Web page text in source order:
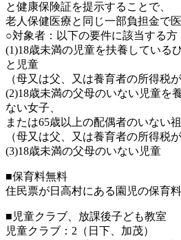
と健康保険証を提示することで、
老人保健医療と同じ一部負担金で
○対象者：以下の要件に該当する方
(1)18歳未満の児童を扶養している
と児童
（母又は父、又は養育者の所得税
(2)18歳未満の父母のいない児童を
ない女子、
または65歳以上の配偶者のいない
（母又は父、又は養育者の所得税
(3)18歳未満の父母のいない児童
■保育料無料
住民票が日高村にある園児の保育
■児童クラブ、放課後子ども教室
児童クラブ：2（日下、加茂）